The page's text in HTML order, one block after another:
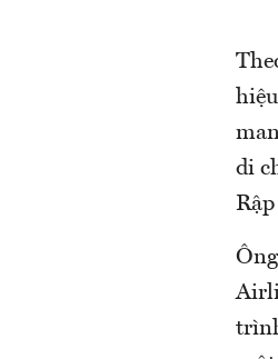
di